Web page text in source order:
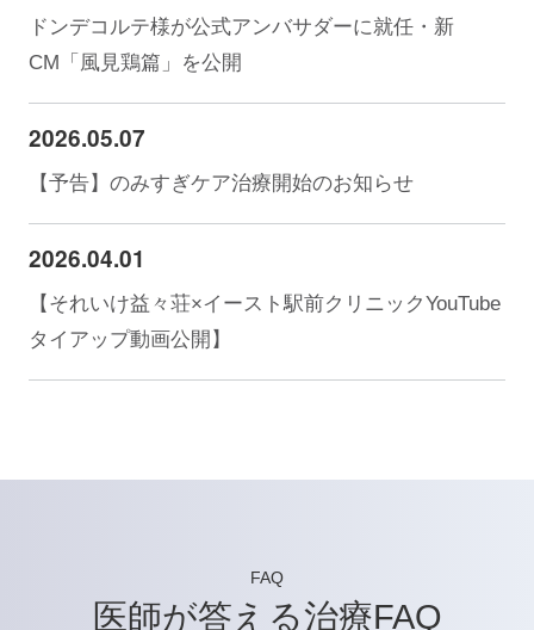
ドンデコルテ様が公式アンバサダーに就任・新
CM「風見鶏篇」を公開
2026.05.07
【予告】のみすぎケア治療開始のお知らせ
2026.04.01
【それいけ益々荘×イースト駅前クリニックYouTube
タイアップ動画公開】
FAQ
医師が答える治療FAQ